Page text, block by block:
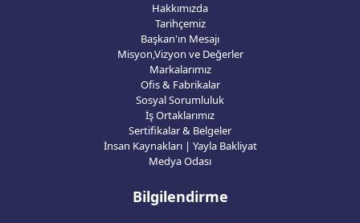
Hakkımızda
Tarihçemiz
Başkan'ın Mesajı
Misyon,Vizyon ve Değerler
Markalarımız
Ofis & Fabrikalar
Sosyal Sorumluluk
İş Ortaklarımız
Sertifikalar & Belgeler
İnsan Kaynakları | Yayla Bakliyat
Medya Odası
Bilgilendirme